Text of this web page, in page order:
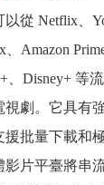
從 Netflix、
Amazon
、Disney+ 等
劇。它具有
批量下載和
片平臺將串